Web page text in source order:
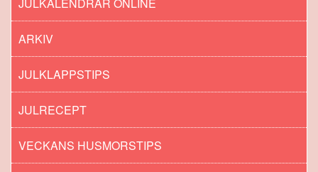
JULKALENDRAR ONLINE
ARKIV
JULKLAPPSTIPS
JULRECEPT
VECKANS HUSMORSTIPS